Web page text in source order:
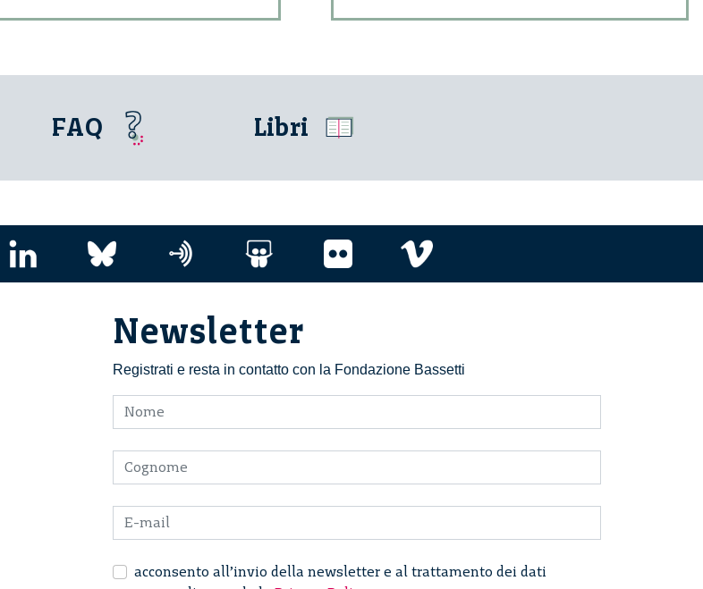
FAQ Libri
Newsletter
Registrati e resta in contatto con la Fondazione Bassetti
acconsento all’invio della newsletter e al trattamento dei dati